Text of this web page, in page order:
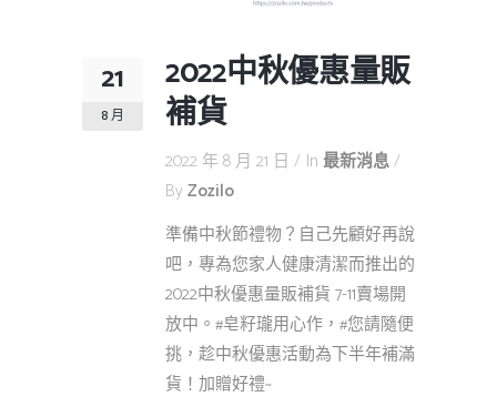
21
8 月
2022中秋優惠量販
補貨
2022 年 8 月 21 日 In 最新消息
By Zozilo
準備中秋節禮物？自己先顧好再說
吧，專為您家人健康清潔而推出的
2022中秋優惠量販補貨 7-11賣場開
放中。#皂籽瓏用心作，#您請隨便
挑，趁中秋優惠活動為下半年補滿
貨！加贈好禮~